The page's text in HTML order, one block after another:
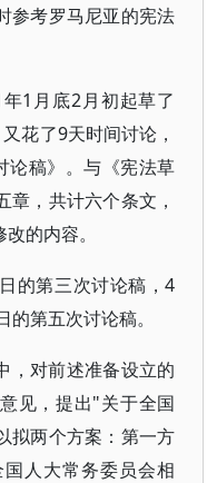
参考罗马尼亚的宪法
1月底2月初起草了
花了9天时间讨论，
论稿》。与《宪法草
，共计六个条文，
的内容。
的第三次讨论稿，4
第五次讨论稿。
，对前述准备设立的
见，提出"关于全国
拟两个方案：第一方
人大常务委员会相